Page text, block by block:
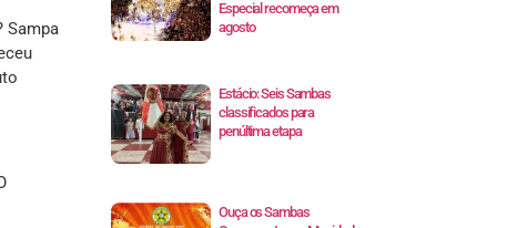
Sampa
Especial recomeça em
agosto
Estácio: Seis Sambas
classificados para
penúltima etapa
Ouça os Sambas